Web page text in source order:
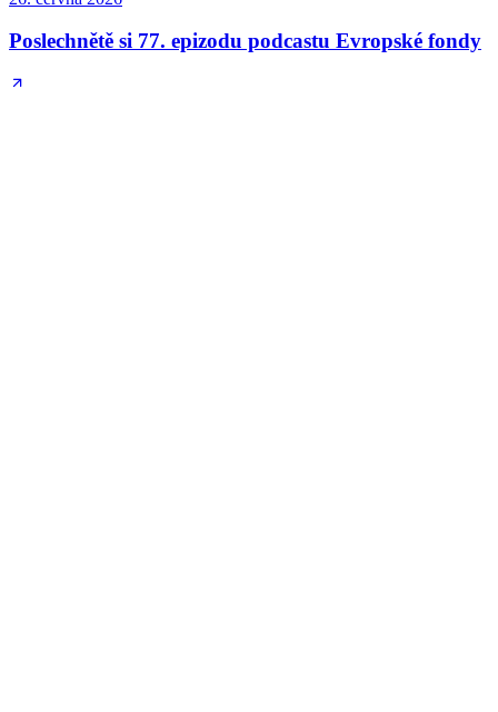
Poslechnětě si 77. epizodu podcastu Evropské fondy